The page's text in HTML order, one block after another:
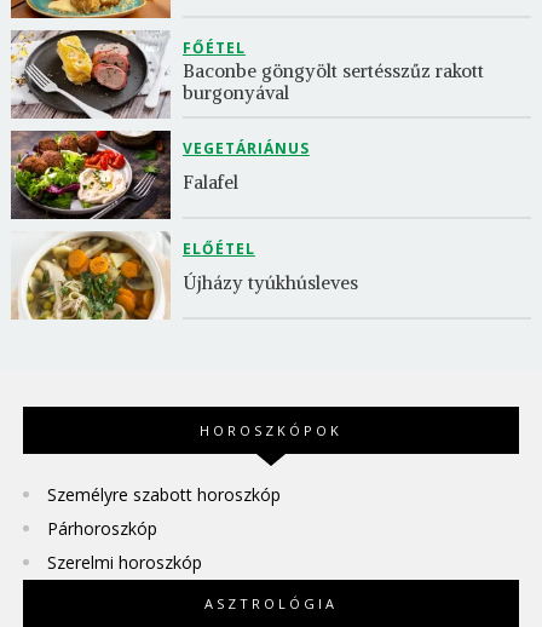
FŐÉTEL
Baconbe göngyölt sertésszűz rakott
burgonyával
VEGETÁRIÁNUS
Falafel
ELŐÉTEL
Újházy tyúkhúsleves
HOROSZKÓPOK
Személyre szabott horoszkóp
Párhoroszkóp
Szerelmi horoszkóp
ASZTROLÓGIA